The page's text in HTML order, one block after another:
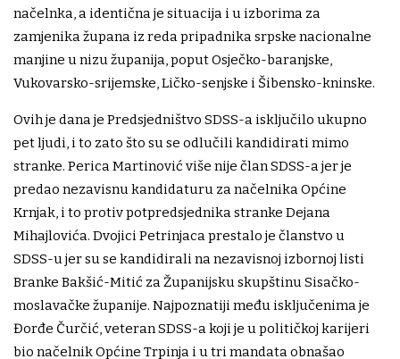
načelnka, a identična je situacija i u izborima za
zamjenika župana iz reda pripadnika srpske nacionalne
manjine u nizu županija, poput Osječko-baranjske,
Vukovarsko-srijemske, Ličko-senjske i Šibensko-kninske.
Ovih je dana je Predsjedništvo SDSS-a isključilo ukupno
pet ljudi, i to zato što su se odlučili kandidirati mimo
stranke. Perica Martinović više nije član SDSS-a jer je
predao nezavisnu kandidaturu za načelnika Općine
Krnjak, i to protiv potpredsjednika stranke Dejana
Mihajlovića. Dvojici Petrinjaca prestalo je članstvo u
SDSS-u jer su se kandidirali na nezavisnoj izbornoj listi
Branke Bakšić-Mitić za Županijsku skupštinu Sisačko-
moslavačke županije. Najpoznatiji među isključenima je
Đorđe Čurčić, veteran SDSS-a koji je u političkoj karijeri
bio načelnik Općine Trpinja i u tri mandata obnašao